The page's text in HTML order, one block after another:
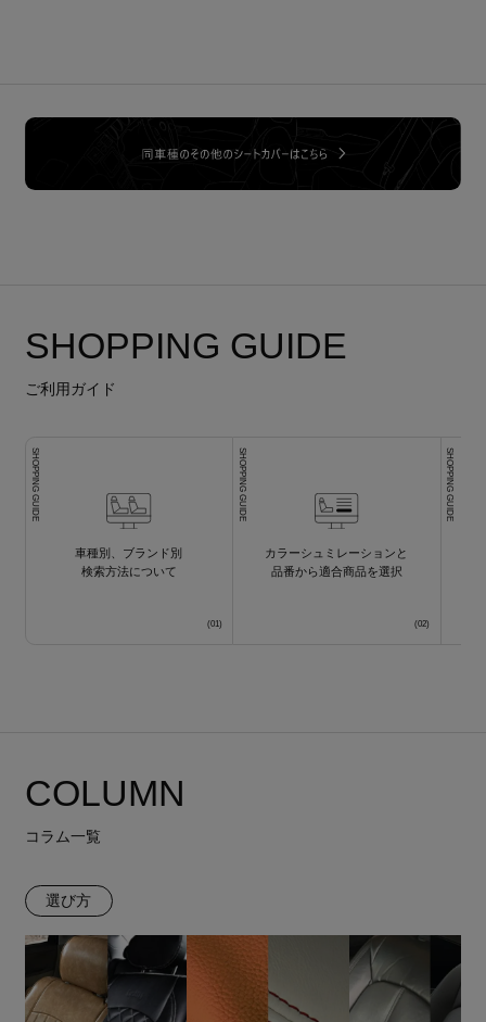
SHOPPING GUIDE
ご利用ガイド
SHOPPING GUIDE
車種別、ブランド別
検索方法について
SHOPPING GUIDE
カラーシュミレーションと
品番から適合商品を選択
SHOPPING GUIDE
COLUMN
コラム一覧
選び方